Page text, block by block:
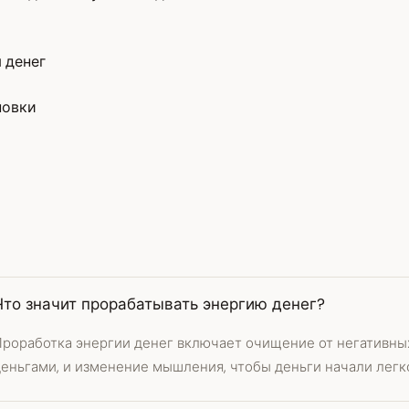
значит прорабатывать энергию денег?
энергии денег включает очищение от
и изменение мышления, чтобы деньги начали